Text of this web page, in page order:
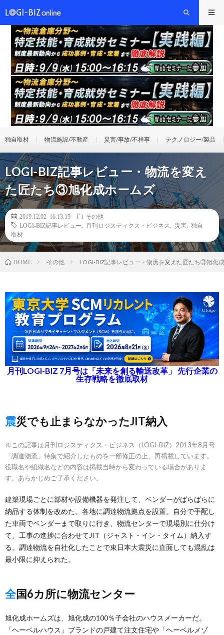
独自取材 物流施設/不動産 災害/事故/不祥事 テクノロジー/製品
LOGI-BIZ記事レビュー・物流を変え
た匠たち③旭化成ホームズ
2019.12.02 16:13:19
その他
LOGI-BIZ記事レビュー
月刊ロジスティクス・ビジネス 災害
独自
取材
HOME その他 LOGI-BIZ記事レビュー・物流を変えた匠たち③旭化
月刊LOGI-BIZ 7月号は「未来を創る輸送改革」 先行企業の
生存戦略を徹底取材
震災でも止まらなかったJIT納入
※この記事は月刊ロジスティクス・ビジネス（LOGI-BIZ）2013年8月号
「調達物流」特集で紹介したものを一部修正の上、再掲載しています。
役職名や組織名などの内容は掲載当時から変わっている場合がありま
す。あらかじめご了承ください。
建築現場ごとに部材や設備機器を発注して、ベンダーがばらばらに
納品する体制を改めた。各地に調達物流拠点を設置。自分で手配し
た車両でベンダーまで取りに行き、物流センターで現場別に仕分け
て、工事の進捗に合わせてJIT（ジャスト・イン・タイム）納入す
る。調達物流を自社化したことで東日本大震災に直面しても混乱は
最小限に抑えられた。
全国6カ所に物流センター
旭化成ホームズは、旭化成の100％子会社のハウスメーカーだ。
「ヘーベルハウス」ブランドの戸建て注文住宅や「ヘーベルメゾ